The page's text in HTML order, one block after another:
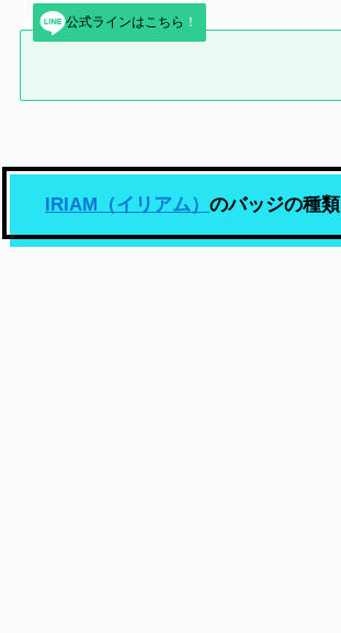
公式ラインはこちら ！
IRIAM（イリアム）のバッジの種類